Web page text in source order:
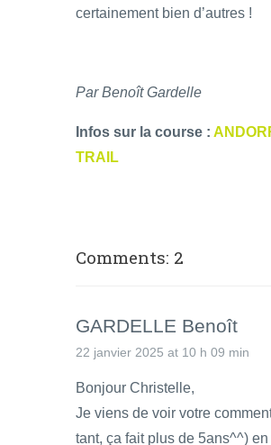
certainement bien d’autres !
Par Benoît Gardelle
Infos sur la course :
TRAIL
Comments: 2
GARDELLE Benoît
22 janvier 2025 at 10 h 09 min
Bonjour Christelle,
Je viens de voir votre
tant, ça fait plus de 5ans^^)